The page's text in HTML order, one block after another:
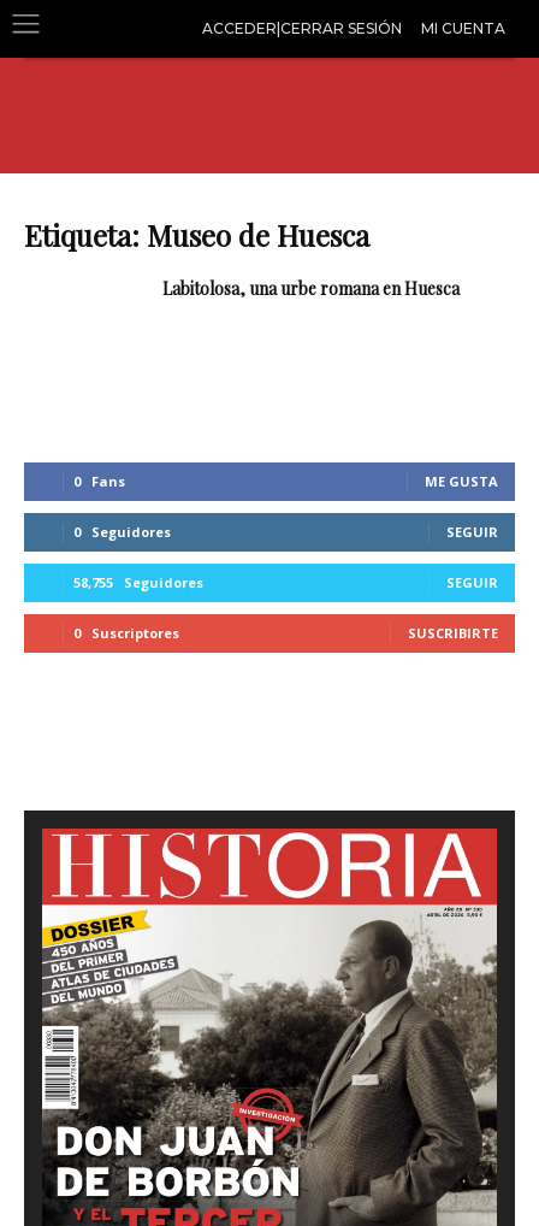
ACCEDER|CERRAR SESIÓN MI CUENTA
Etiqueta: Museo de Huesca
Labitolosa, una urbe romana en Huesca
0 Fans ME GUSTA
0 Seguidores SEGUIR
58,755 Seguidores SEGUIR
0 Suscriptores SUSCRIBIRTE